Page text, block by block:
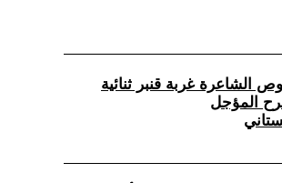
الشاعرة غربة قنبر ثنائية
المؤجل